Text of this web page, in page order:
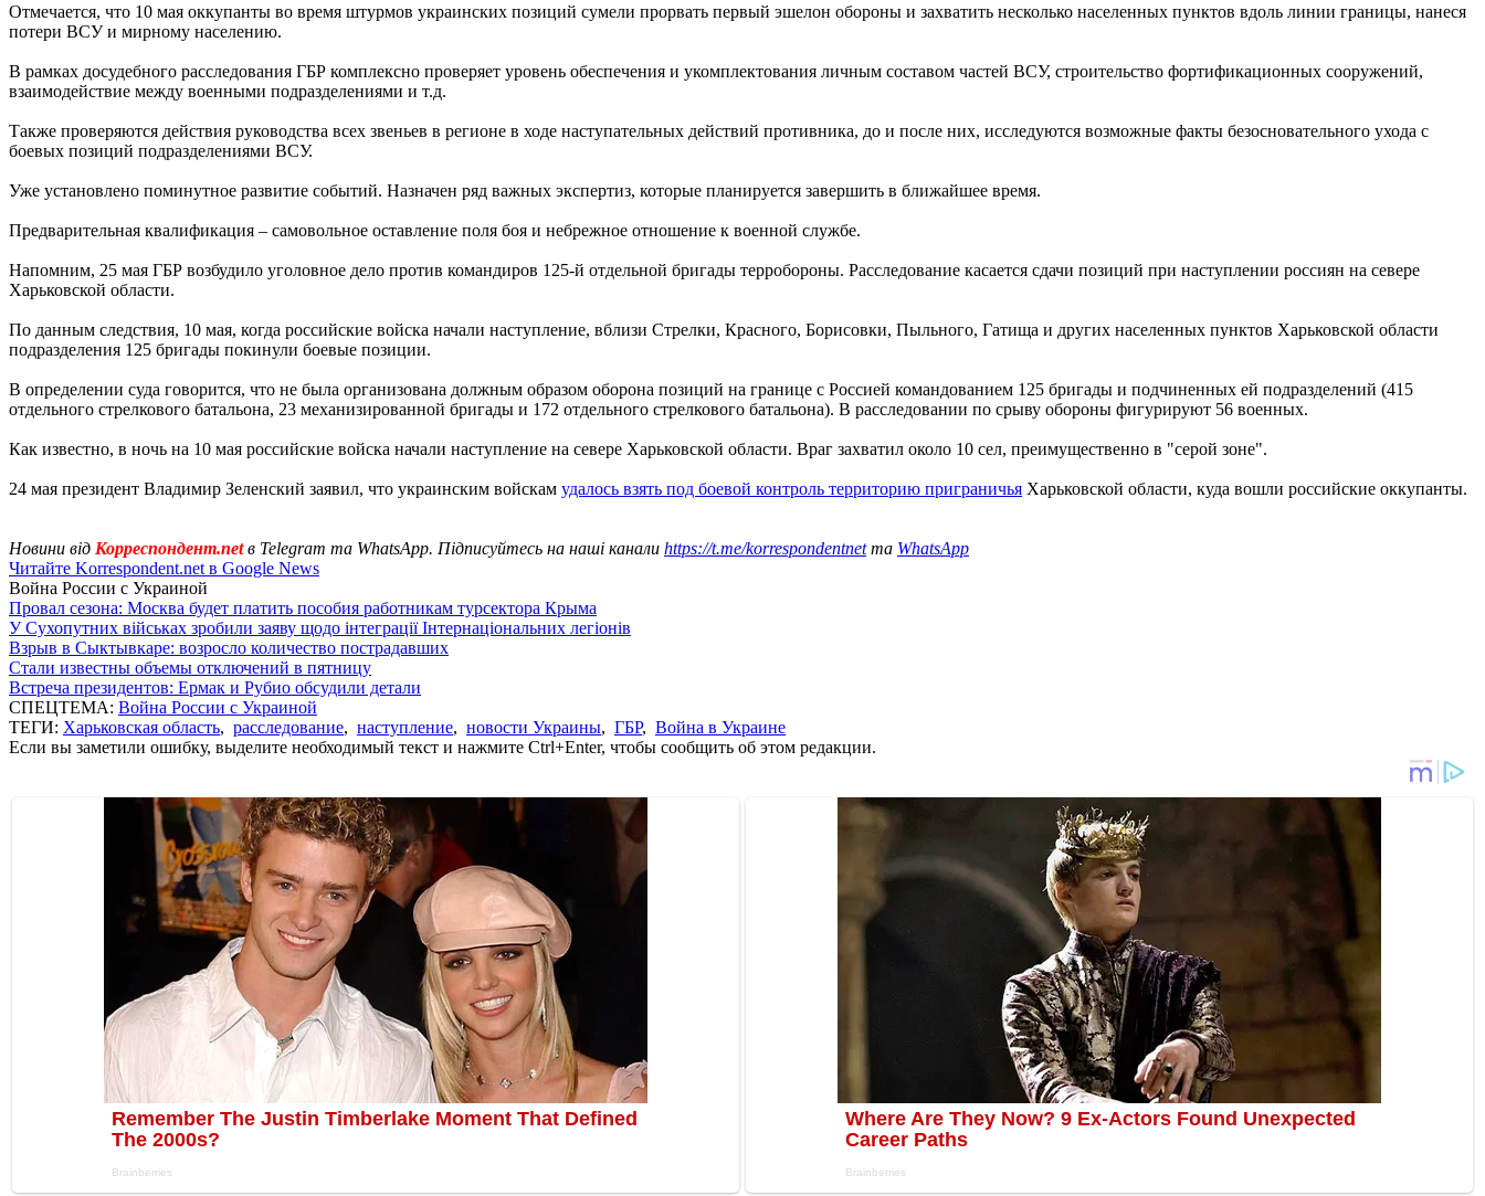
Отмечается, что 10 мая оккупанты во время штурмов украинских позиций сумели прорвать первый эшелон обороны и захватить несколько населенных пунктов вдоль линии границы, нанеся
потери ВСУ и мирному населению.
В рамках досудебного расследования ГБР комплексно проверяет уровень обеспечения и укомплектования личным составом частей ВСУ, строительство фортификационных сооружений,
взаимодействие между военными подразделениями и т.д.
Также проверяются действия руководства всех звеньев в регионе в ходе наступательных действий противника, до и после них, исследуются возможные факты безосновательного ухода с
боевых позиций подразделениями ВСУ.
Уже установлено поминутное развитие событий. Назначен ряд важных экспертиз, которые планируется завершить в ближайшее время.
Предварительная квалификация – самовольное оставление поля боя и небрежное отношение к военной службе.
Напомним, 25 мая ГБР возбудило уголовное дело против командиров 125-й отдельной бригады терробороны. Расследование касается сдачи позиций при наступлении россиян на севере
Харьковской области.
По данным следствия, 10 мая, когда российские войска начали наступление, вблизи Стрелки, Красного, Борисовки, Пыльного, Гатища и других населенных пунктов Харьковской области
подразделения 125 бригады покинули боевые позиции.
В определении суда говорится, что не была организована должным образом оборона позиций на границе с Россией командованием 125 бригады и подчиненных ей подразделений (415
отдельного стрелкового батальона, 23 механизированной бригады и 172 отдельного стрелкового батальона). В расследовании по срыву обороны фигурируют 56 военных.
Как известно, в ночь на 10 мая российские войска начали наступление на севере Харьковской области. Враг захватил около 10 сел, преимущественно в "серой зоне".
24 мая президент Владимир Зеленский заявил, что украинским войскам удалось взять под боевой контроль территорию приграничья Харьковской области, куда вошли российские оккупанты.
Новини від Корреспондент.netв Telegram та WhatsApp. Підписуйтесь на наші канали https://t.me/korrespondentnetта WhatsApp
Читайте Korrespondent.net в Google News
Война России с Украиной
Провал сезона: Москва будет платить пособия работникам турсектора Крыма
У Сухопутних військах зробили заяву щодо інтеграції Інтернаціональних легіонів
Взрыв в Сыктывкаре: возросло количество пострадавших
Стали известны объемы отключений в пятницу
Встреча президентов: Ермак и Рубио обсудили детали
СПЕЦТЕМА: Война России с Украиной
ТЕГИ: Харьковская область, расследование, наступление, новости Украины, ГБР, Война в Украине
Если вы заметили ошибку, выделите необходимый текст и нажмите Ctrl+Enter, чтобы сообщить об этом редакции.